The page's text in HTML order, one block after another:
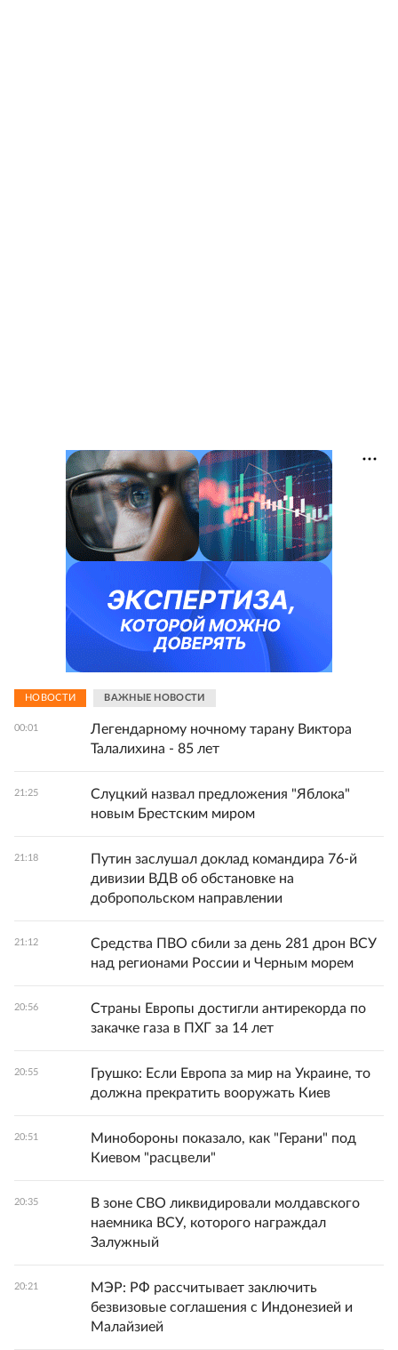
НОВОСТИ ВАЖНЫЕ НОВОСТИ
00:01
Легендарному ночному тарану Виктора
Талалихина - 85 лет
21:25
Слуцкий назвал предложения "Яблока"
новым Брестским миром
21:18
Путин заслушал доклад командира 76-й
дивизии ВДВ об обстановке на
добропольском направлении
21:12
Средства ПВО сбили за день 281 дрон ВСУ
над регионами России и Черным морем
20:56
Страны Европы достигли антирекорда по
закачке газа в ПХГ за 14 лет
20:55
Грушко: Если Европа за мир на Украине, то
должна прекратить вооружать Киев
20:51
Минобороны показало, как "Герани" под
Киевом "расцвели"
20:35
В зоне СВО ликвидировали молдавского
наемника ВСУ, которого награждал
Залужный
20:21
МЭР: РФ рассчитывает заключить
безвизовые соглашения с Индонезией и
Малайзией